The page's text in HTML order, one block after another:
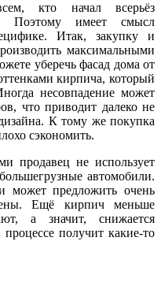
кто начал всерьёз
Поэтому имеет смысл
Итак, закупку и
максимальными
уберечь фасад дома от
кирпича, который
несовпадение может
что приводит далеко не
К тому же покупка
сэкономить.
продавец не использует
автомобили.
может предложить очень
Ещё кирпич меньше
а значит, снижается
получит какие-то